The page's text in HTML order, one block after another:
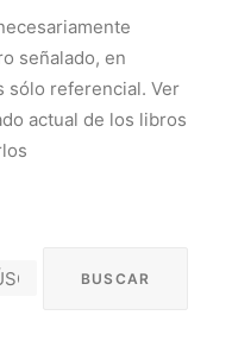
señalado, en
sólo referencial. Ver
actual de los libros